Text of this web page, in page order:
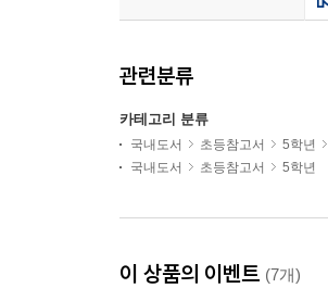
관련분류
카테고리 분류
국내도서 초등참고서 5학년
국내도서
초등참고서 5학년
이 상품의 이벤트 (7개)